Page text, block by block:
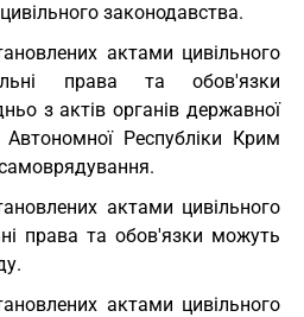
законодавства.
актами цивільного
права та обов'язки
з актів органів державної
Республіки Крим
актами цивільного
права та обов'язки можуть
актами цивільного